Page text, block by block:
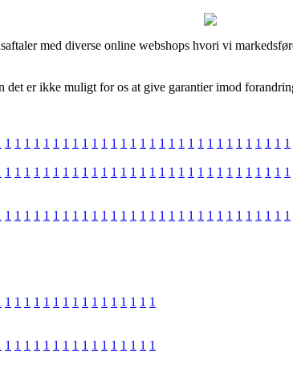
med diverse online webshops hvori vi
det er ikke muligt for os at give garantier imod
1 1 1 1 1 1 1 1 1 1 1 1 1 1 1 1 1 1 1 1 1 1 1 1 1 1 1 1 1 1
1 1 1 1 1 1 1 1 1 1 1 1 1 1 1 1 1 1 1 1 1 1 1 1 1 1 1 1 1 1
1 1 1 1 1 1 1 1 1 1 1 1 1 1 1 1 1 1 1 1 1 1 1 1 1 1 1 1 1 1
1 1 1 1 1 1 1 1 1 1 1 1 1 1 1 1
1 1 1 1 1 1 1 1 1 1 1 1 1 1 1 1